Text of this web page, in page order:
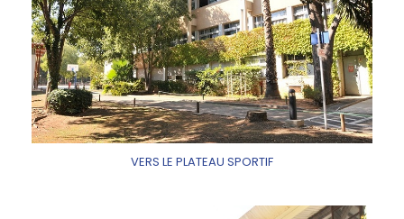
VERS LE PLATEAU SPORTIF